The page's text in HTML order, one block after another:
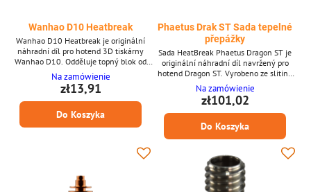
Wanhao D10 Heatbreak
Wanhao D10 Heatbreak je originální
náhradní díl pro hotend 3D tiskárny
Wanhao D10. Odděluje topný blok od
chladiče, čímž snižuje tepelný creep a
zajišťuje plynulý průtok filamentu pro
konzistentní kvalitu tisku. Klíčové
vlastnosti * Originální heatbreak pro
Wanhao D10 * Odděluje topný blok a
Na zamówienie
zł13,91
Do Koszyka
Phaetus Drak ST Sada tepelné
přepážky
Sada HeatBreak Phaetus Dragon ST je
originální náhradní díl navržený pro
hotend Dragon ST. Vyrobeno ze slitiny
mědi s niklováním, poskytuje vynikající
tepelnou vodivost a odolnost proti
opotřebení. Heatbreak zajišťuje stabilní
teplotní oddělení mezi horkou a
studenou zónou, snižuje riziko tepelného
konzistenci tisku. Ideální pro udržení
spolehlivého výkonu s...
Na zamówienie
zł101,02
Do Koszyka